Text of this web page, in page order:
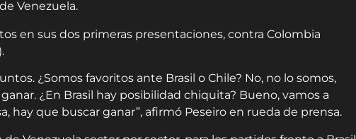
en sus dos primeras presentaciones, contra Colombia
¿Somos favoritos ante Brasil o Chile? No, no lo somos,
¿En Brasil hay posibilidad chiquita? Bueno, vamos a
hay que buscar ganar”, afirmó Peseiro en rueda de prensa.